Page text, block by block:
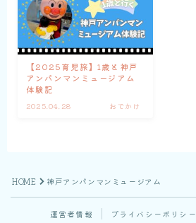
知育おもちゃ
知って得する子育て情報
【2025育児旅】1歳と神戸
アンパンマンミュージアム
体験記
2025.04.28 おでかけ
HOME 神戸アンパンマンミュージアム
運営者情報 プライバシーポリシー